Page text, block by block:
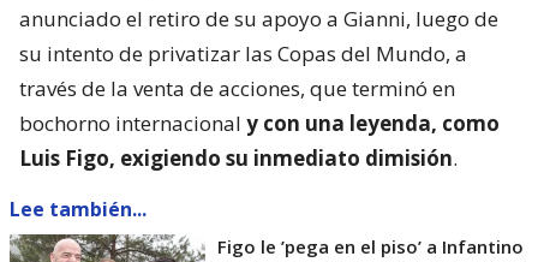
anunciado el retiro de su apoyo a Gianni, luego de
su intento de privatizar las Copas del Mundo, a
través de la venta de acciones, que terminó en
bochorno internacional y con una leyenda, como
Luis Figo, exigiendo su inmediato dimisión.
Lee también...
Figo le ’pega en el piso’ a Infantino